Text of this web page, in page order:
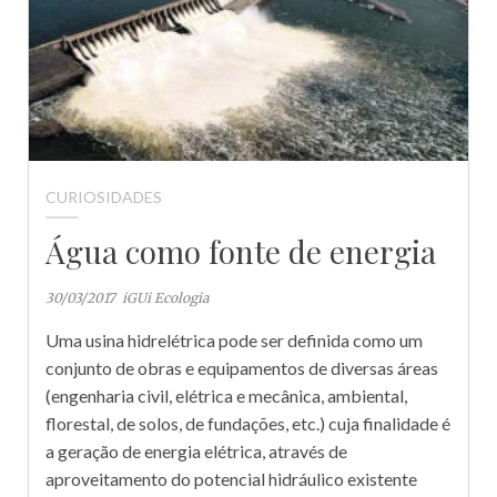
CURIOSIDADES
Água como fonte de energia
30/03/2017 iGUi Ecologia
Uma usina hidrelétrica pode ser definida como um
conjunto de obras e equipamentos de diversas áreas
(engenharia civil, elétrica e mecânica, ambiental,
florestal, de solos, de fundações, etc.) cuja finalidade é
a geração de energia elétrica, através de
aproveitamento do potencial hidráulico existente